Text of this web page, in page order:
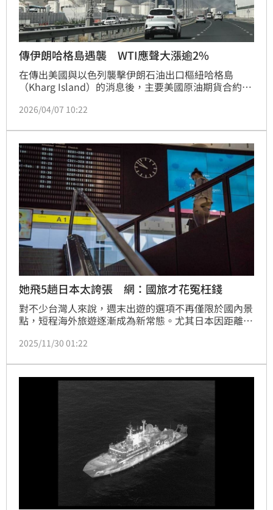
傳伊朗哈格島遇襲 WTI應聲大漲逾2%
在傳出美國與以色列襲擊伊朗石油出口樞紐哈格島
（Kharg Island）的消息後，主要美國原油期貨合約的
2026/04/07 10:22
她飛5趟日本太誇張 網：國旅才花冤枉錢
對不少台灣人來說，週末出遊的選項不再僅限於國內景
點，短程海外旅遊逐漸成為新常態。尤其日本因距離
選地點。近日，一名女網友就在批踢踢實業坊透露，自
次，卻因此遭同事關切是否「太誇張」，引發網友廣泛
討論。
2025/11/30 01:22